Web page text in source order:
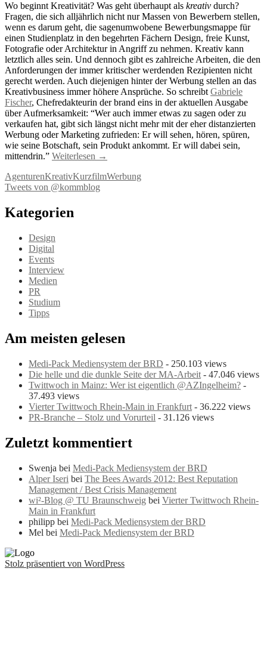
Wo beginnt Kreativität? Was geht überhaupt als kreativ durch?
Fragen, die sich alljährlich nicht nur Massen von Bewerbern stellen,
wenn es darum geht, die sagenumwobene Bewerbungsmappe für
einen Studienplatz in den begehrten Fächern Design, freie Kunst,
Fotografie oder Architektur in Angriff zu nehmen. Kreativ kann
letztlich alles sein. Und dennoch gibt es zahlreiche Arbeiten, die den
Anforderungen der immer kritischer werdenden Rezipienten nicht
gerecht werden. Auch diejenigen hinter der Werbung stellen an das
Kreativbusiness immer höhere Ansprüche. So schreibt Gabriele
Fischer, Chefredakteurin der brand eins in der aktuellen Ausgabe
über Aufmerksamkeit: “Wer auch immer etwas zu sagen oder zu
verkaufen hat, gibt sich längst nicht mehr mit der eher distanzierten
Werbung oder Marketing zufrieden: Er will sehen, hören, spüren,
wie seine Botschaft, sein Produkt ankommt. Er will dabei sein,
mittendrin.” Weiterlesen →
AgenturenKreativKurzfilmWerbung
Tweets von @kommblog
Kategorien
Design
Digital
Events
Interview
Medien
PR
Studium
Tipps
Am meisten gelesen
Medi-Pack Mediensystem der BRD - 250.103 views
Die helle und die dunkle Seite der MA-Arbeit - 47.046 views
Twittwoch in Mainz: Wer ist eigentlich @AZIngelheim? -
37.493 views
Vierter Twittwoch Rhein-Main in Frankfurt - 36.222 views
PR-Branche – Stolz und Vorurteil - 31.126 views
Zuletzt kommentiert
Swenja bei Medi-Pack Mediensystem der BRD
Alper Iseri bei The Bees Awards 2012: Best Reputation
Management / Best Crisis Management
wi²-Blog @ TU Braunschweig bei Vierter Twittwoch Rhein-
Main in Frankfurt
philipp bei Medi-Pack Mediensystem der BRD
Mel bei Medi-Pack Mediensystem der BRD
Stolz präsentiert von WordPress